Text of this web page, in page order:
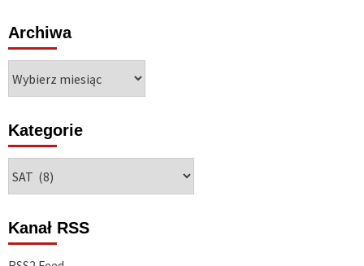
Archiwa
Kategorie
Kanał RSS